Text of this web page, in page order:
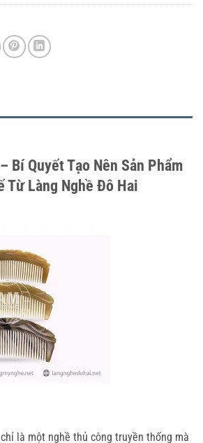
Bí Quyết Tạo Nên Sản Phẩm
Từ Làng Nghề Đô Hai
là một nghề thủ công truyền thống mà